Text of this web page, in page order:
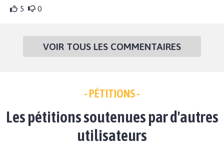
5 0
VOIR TOUS LES COMMENTAIRES
- PÉTITIONS -
Les pétitions soutenues par d'autres
utilisateurs